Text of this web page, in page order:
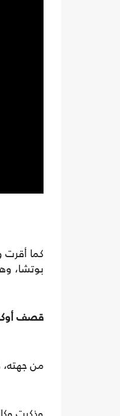
كما أقرت
بوتشا،
قصف
من